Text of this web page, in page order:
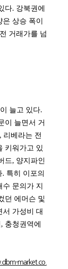
다. 강북권에
상승 폭이
거래가를 넘
늘고 있다.
이 늘면서 거
리베라는 전
키워가고 있
드, 양지파인
특히 이포의
문의가 지
던 에머슨 및
가성비 대
충청권역에
market.co.